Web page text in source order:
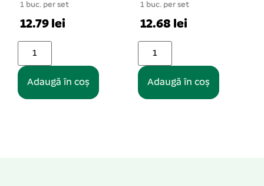
1 buc. per set
12.68 lei
Adaugă în coș
15.36 lei